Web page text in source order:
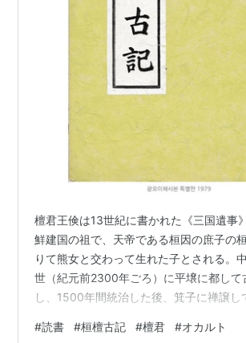
病主刑主善惡、凡主人間三百六十餘
『三国遺事』が『魏書』と『檀君古記
でも、『三國志』の「魏書」には檀君
また、今半島が流布するの『檀君古記
された。恐らく『三国遺事』の中の『
ための偽作。
しばしば朝鮮が日本より歴史が古い
ていない。
檀君王倹は13世紀に書かれた《三国遺事
鮮建国の祖で、天帝である桓因の庶子の
りて熊女と交わって生れた子とされる。
世（紀元前2300年ごろ）に平壌に都して
し、1500年間統治した後、箕子に禅譲し
族主義の昂揚を背景に創設された神話と
#読書 #桓檀古記 #檀君 #オカルト